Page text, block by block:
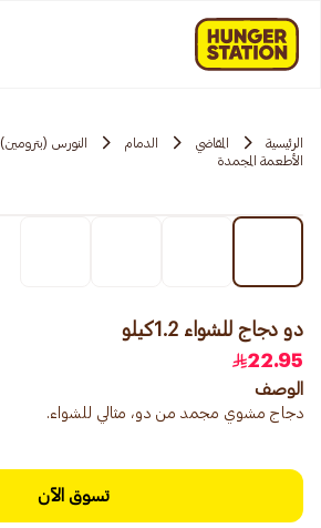
الرئيسية المقاضي الدمام النورس (بترومين)
الأطعمة المجمدة
دو دجاج للشواء 1.2كيلو
22.95
الوصف
دجاج مشوي مجمد من دو، مثالي للشواء.
تسوق الآن